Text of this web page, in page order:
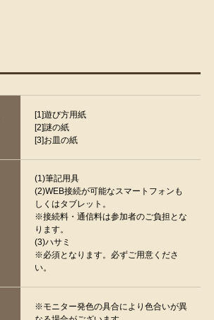
[1]遊び方用紙
[2]謎の紙
[3]お皿の紙
(1)筆記用具
(2)WEB接続が可能なスマートフォンも
しくはタブレット。
※接続料・通信料は参加者のご負担とな
ります。
(3)ハサミ
※必須となります。必ずご用意くださ
い。
※モニター発色の具合により色合いが異